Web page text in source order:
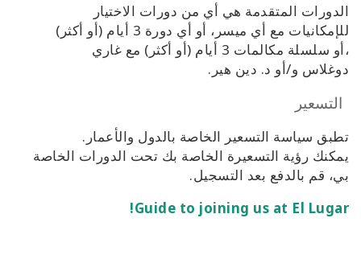
الدورات المتقدمة هي أي من دورات الاختيار
للإمكانيات مع أي ميسر، أو أي دورة 3 أيام (أو أكثر)
،أو سلسلة مكالمات 3 أيام (أو أكثر) مع غاري
دوغلاس و/أو د. دين هير.
التسعير
تطبق سياسة التسعير الخاصة بالدول والأعمار.
يمكنك رؤية التسعيرة الخاصة بك تحت الدورات الخاصة
بي، قم بالدفع بعد التسجيل.
Guide to joining us at El Lugar!